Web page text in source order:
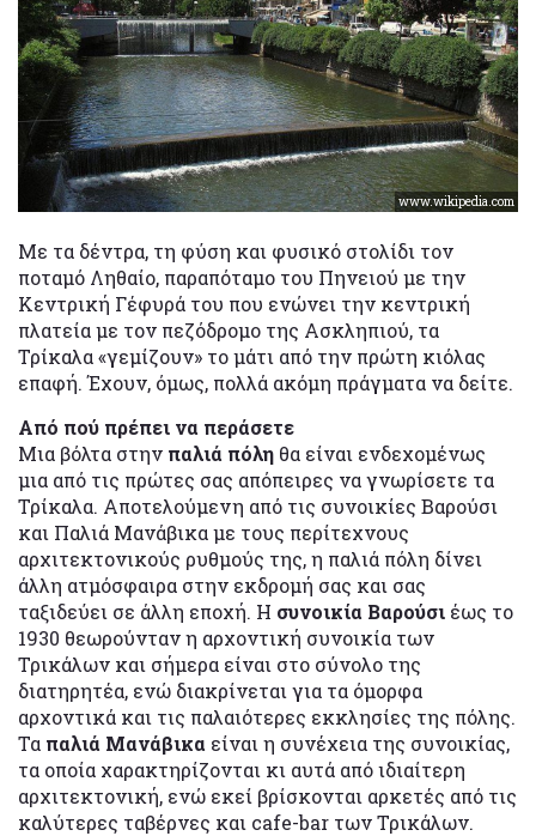
www.wikipedia.com
Με τα δέντρα, τη φύση και φυσικό στολίδι τον
ποταμό Ληθαίο, παραπόταμο του Πηνειού με την
Κεντρική Γέφυρά του που ενώνει την κεντρική
πλατεία με τον πεζόδρομο της Ασκληπιού, τα
Τρίκαλα «γεμίζουν» το μάτι από την πρώτη κιόλας
επαφή. Έχουν, όμως, πολλά ακόμη πράγματα να δείτε.
Από πού πρέπει να περάσετε
Μια βόλτα στην παλιά πόλη θα είναι ενδεχομένως
μια από τις πρώτες σας απόπειρες να γνωρίσετε τα
Τρίκαλα. Αποτελούμενη από τις συνοικίες Βαρούσι
και Παλιά Μανάβικα με τους περίτεχνους
αρχιτεκτονικούς ρυθμούς της, η παλιά πόλη δίνει
άλλη ατμόσφαιρα στην εκδρομή σας και σας
ταξιδεύει σε άλλη εποχή. Η συνοικία Βαρούσι έως το
1930 θεωρούνταν η αρχοντική συνοικία των
Τρικάλων και σήμερα είναι στο σύνολο της
διατηρητέα, ενώ διακρίνεται για τα όμορφα
αρχοντικά και τις παλαιότερες εκκλησίες της πόλης.
Τα παλιά Μανάβικα είναι η συνέχεια της συνοικίας,
τα οποία χαρακτηρίζονται κι αυτά από ιδιαίτερη
αρχιτεκτονική, ενώ εκεί βρίσκονται αρκετές από τις
καλύτερες ταβέρνες και cafe-bar των Τρικάλων.